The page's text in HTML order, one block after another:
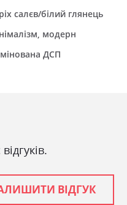
салєв/білий глянець
модерн
ДСП
ВІДГУК